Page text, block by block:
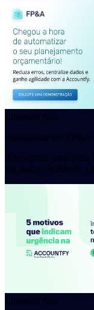
LinkedIn Ads
Automatize seu FP&A
Automatize projeções,
em dados confiáveis e
LinkedIn Ads